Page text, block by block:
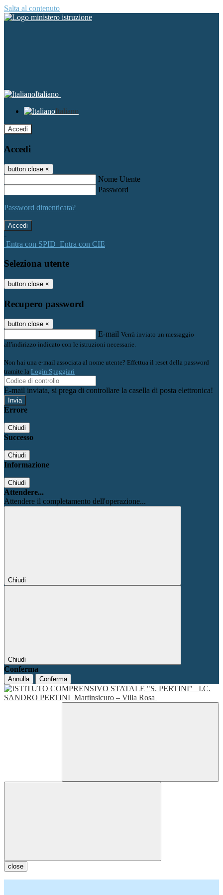
Salta al contenuto
Italiano
Italiano
Accedi
Accedi
button close ×
Nome Utente
Password
Password dimenticata?
-
Entra con SPID Entra con CIE
Seleziona utente
button close ×
Recupero password
button close ×
E-mail Verrà inviato un messaggio
all'indirizzo indicato con le istruzioni necessarie.
Non hai una e-mail associata al nome utente? Effettua il reset della password
tramite la Login Spaggiari
E-mail inviata, si prega di controllare la casella di posta elettronica!
Errore
Chiudi
Successo
Chiudi
Informazione
Chiudi
Attendere...
Attendere il completamento dell'operazione...
Chiudi
Chiudi
Conferma
Annulla Conferma
I.C.
SANDRO PERTINI Martinsicuro – Villa Rosa
close